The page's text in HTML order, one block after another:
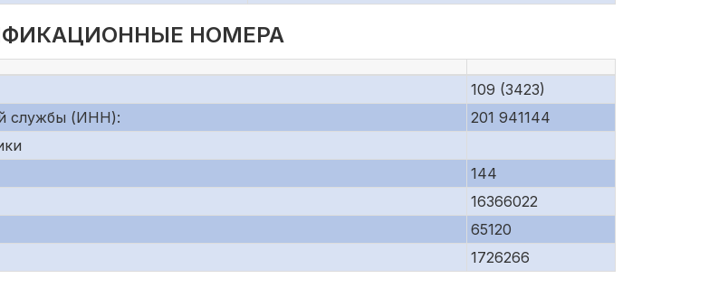
НОМЕРА
109 (3423)
службы (ИНН):
201 941144
144
16366022
65120
1726266